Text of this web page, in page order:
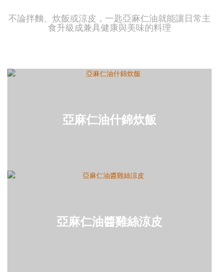
不論拌麵、炊飯或涼皮，一匙亞麻仁油就能讓日常主
食升級成兼具健康與美味的料理
亞麻仁油什錦炊飯
亞麻仁油醬雞絲涼皮